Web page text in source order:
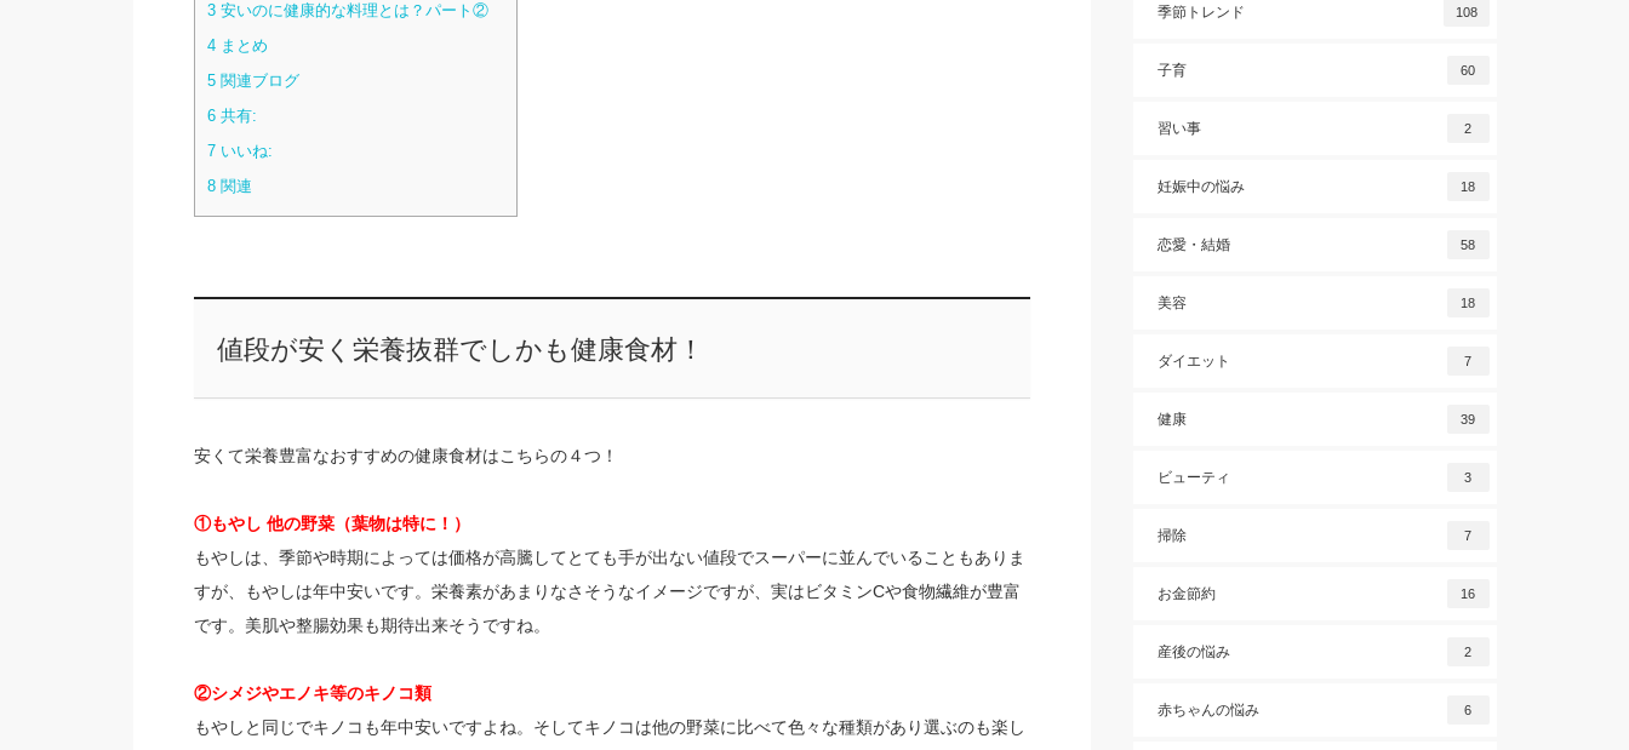
3安いのに健康的な料理とは？パート②
4まとめ
5関連ブログ
6共有:
7いいね:
8関連
値段が安く栄養抜群でしかも健康食材！
安くて栄養豊富なおすすめの健康食材はこちらの４つ！
①もやし 他の野菜（葉物は特に！）
もやしは、季節や時期によっては価格が高騰してとても手が出ない値段でスーパーに並んでいることもありま
すが、もやしは年中安いです。栄養素があまりなさそうなイメージですが、実はビタミンCや食物繊維が豊富
です。美肌や整腸効果も期待出来そうですね。
②シメジやエノキ等のキノコ類
もやしと同じでキノコも年中安いですよね。そしてキノコは他の野菜に比べて色々な種類があり選ぶのも楽し
季節トレンド 108
子育 60
習い事 2
妊娠中の悩み 18
恋愛・結婚 58
美容 18
ダイエット 7
健康 39
ビューティ 3
掃除 7
お金節約 16
産後の悩み 2
赤ちゃんの悩み 6